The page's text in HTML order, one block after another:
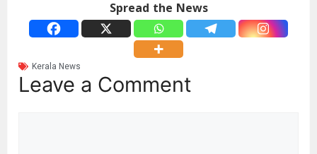
Spread the News
Kerala News
Leave a Comment